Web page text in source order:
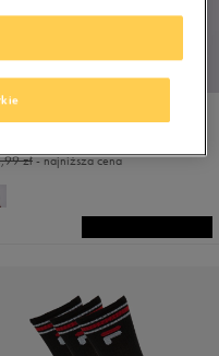
DO -30%
BLUZA STRIPE 1/4 ZP BLK/PK
zł- najniższa cena